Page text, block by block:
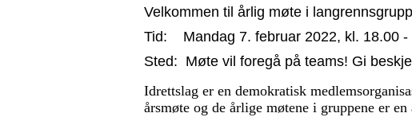
Velkommen til årlig møte i
Tid: Mandag 7. februar 2022, kl. 18.00 -
Sted: Møte vil foregå på teams! Gi
Idrettslag er en demokratisk
årsmøte og de årlige møtene i gruppene er